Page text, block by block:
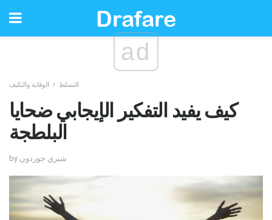
ad
التسلط الوقاية والتكيف
كيف يفيد التفكير الإيجابي ضحايا
البلطجة
by شيري جوردون